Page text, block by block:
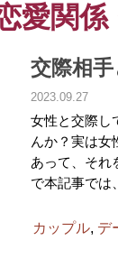
愛関係
交際相
2023.09.27
女性と交際し
んか？実は女
あって、それ
で本記事では
カップル, デ